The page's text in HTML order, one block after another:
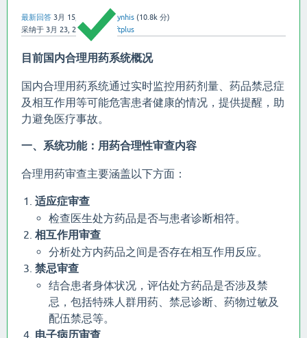
最新回答 3月 15, 2025 用户: ynhis (10.8k 分)
采纳于 3月 23, 2025 用户: softplus
目前国内合理用药系统概况
国内合理用药系统通过实时监控用药剂量、药品禁忌症
及相互作用等可能危害患者健康的情况，提供提醒，助
力避免医疗事故。
一、系统功能：用药合理性审查内容
合理用药审查主要涵盖以下方面：
适应症审查
检查医生处方药品是否与患者诊断相符。
相互作用审查
分析处方内药品之间是否存在相互作用反应。
禁忌审查
结合患者身体状况，评估处方药品是否涉及禁
忌，包括特殊人群用药、禁忌诊断、药物过敏及
配伍禁忌等。
电子病历审查